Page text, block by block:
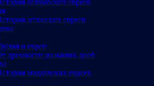
эстонских евреев
и евреи
древности до наших дней
молдавских евреев